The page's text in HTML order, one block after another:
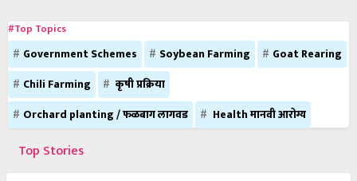
#Top Topics
Government Schemes Soybean Farming
Goat Rearing
Chili Farming
कृषी प्रक्रिया
Orchard planting / फळबाग लागवड
Health मानवी आरोग्य
Top Stories